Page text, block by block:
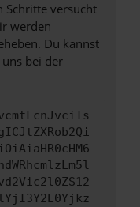
Schritte versucht
werden
Du kannst
bei der